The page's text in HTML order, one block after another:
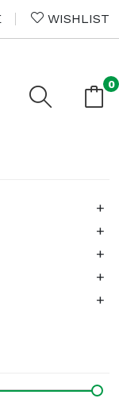
WISHLIST
0
+
+
+
+
+